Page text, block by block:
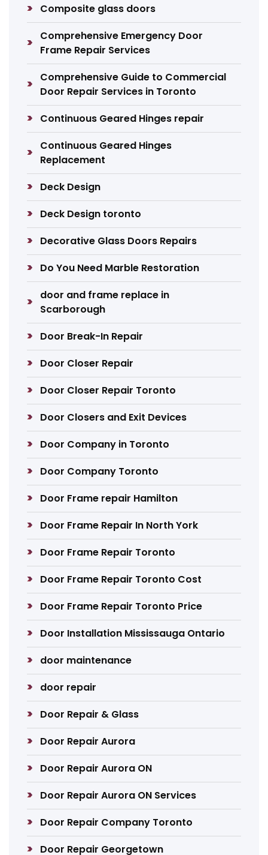
Composite glass doors
Comprehensive Emergency Door
Frame Repair Services
Comprehensive Guide to Commercial
Door Repair Services in Toronto
Continuous Geared Hinges repair
Continuous Geared Hinges
Replacement
Deck Design
Deck Design toronto
Decorative Glass Doors Repairs
Do You Need Marble Restoration
door and frame replace in
Scarborough
Door Break-In Repair
Door Closer Repair
Door Closer Repair Toronto
Door Closers and Exit Devices
Door Company in Toronto
Door Company Toronto
Door Frame repair Hamilton
Door Frame Repair In North York
Door Frame Repair Toronto
Door Frame Repair Toronto Cost
Door Frame Repair Toronto Price
Door Installation Mississauga Ontario
door maintenance
door repair
Door Repair & Glass
Door Repair Aurora
Door Repair Aurora ON
Door Repair Aurora ON Services
Door Repair Company Toronto
Door Repair Georgetown